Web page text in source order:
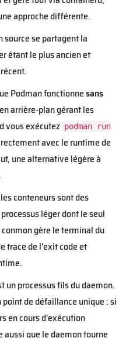
approche différente.
source se partagent la
étant le plus ancien et
Podman fonctionnesans
arrière-plan gérant les
vous exécutez podman run
avec le runtime de
une alternative légère à
conteneurs sont des
léger dont le seul
gère le terminal du
trace de l'exit code et
un processus fils du daemon.
de défaillance unique : si
en cours d'exécution
que le daemon tourne